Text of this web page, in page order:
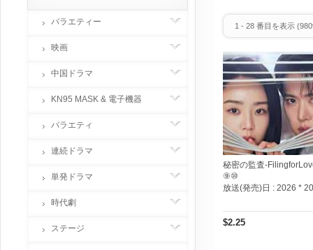
1 - 28 番目を表示 (
秘密の監査-
⑨⑩
放送(発売)日 : 2026 *
$2.25
バラエティー
映画
中国ドラマ
KN95 MASK & 電子機器
バラエティ
連続ドラマ
単発ドラマ
時代劇
ステージ